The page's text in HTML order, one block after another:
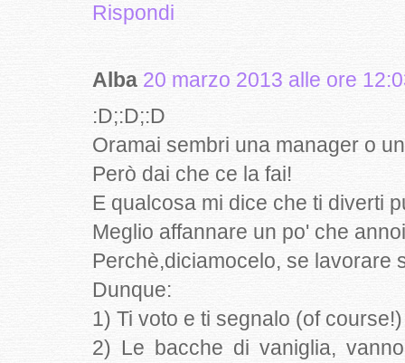
Rispondi
Alba 20 marzo 2013 alle ore
:D;:D;:D
Oramai sembri una manager o
Però dai che ce la fai!
E qualcosa mi dice che ti diverti
Meglio affannare un po' che
Perchè,diciamocelo, se lavorare
Dunque:
1) Ti voto e ti segnalo (of course!)
2) Le bacche di vaniglia,